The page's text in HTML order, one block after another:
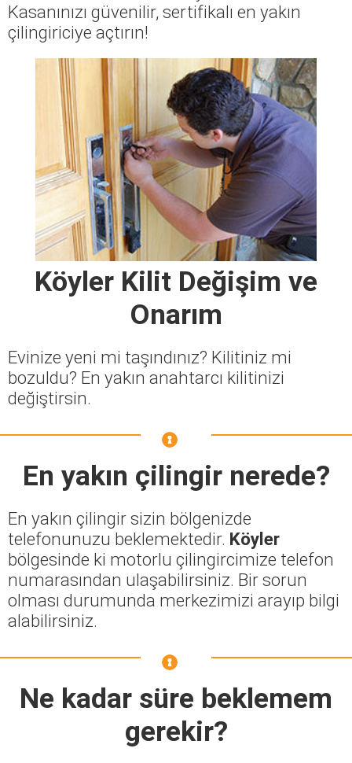
Kasanınızı güvenilir, sertifikalı en yakın
çilingiriciye açtırın!
Köyler Kilit Değişim ve
Onarım
Evinize yeni mi taşındınız? Kilitiniz mi
bozuldu? En yakın anahtarcı kilitinizi
değiştirsin.
En yakın çilingir nerede?
En yakın çilingir sizin bölgenizde
telefonunuzu beklemektedir. Köyler
bölgesinde ki motorlu çilingircimize telefon
numarasından ulaşabilirsiniz. Bir sorun
olması durumunda merkezimizi arayıp bilgi
alabilirsiniz.
Ne kadar süre beklemem
gerekir?